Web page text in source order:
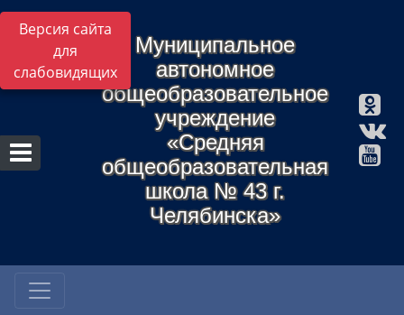
Версия сайта
для
слабовидящих
Муниципальное
автономное
общеобразовательное
учреждение
«Средняя
общеобразовательная
школа № 43 г.
Челябинска»